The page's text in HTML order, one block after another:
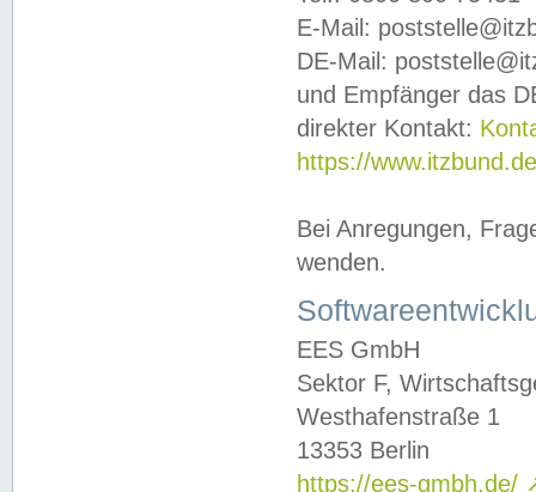
E-Mail:
DE-Mail:
und Empfänger das
direkter Kontakt:
https://
Bei Anregungen,
wenden.
EES GmbH
Sektor F,
Westhafenstraße 1
13353 Berlin
https://ees-gmbh.de/